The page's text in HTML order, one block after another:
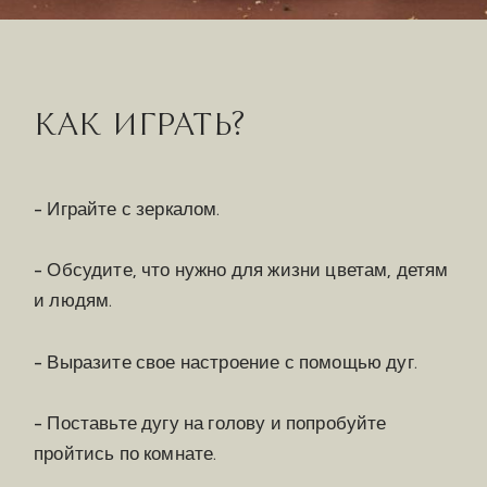
КАК ИГРАТЬ?
- Играйте с зеркалом.
- Обсудите, что нужно для жизни цветам, детям
и людям.
- Выразите свое настроение с помощью дуг.
- Поставьте дугу на голову и попробуйте
пройтись по комнате.